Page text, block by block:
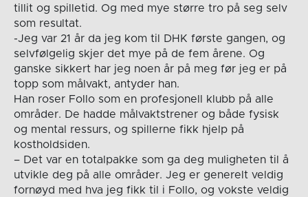
tillit og spilletid. Og med mye større tro på seg selv
som resultat.
-Jeg var 21 år da jeg kom til DHK første gangen, og
selvfølgelig skjer det mye på de fem årene. Og
ganske sikkert har jeg noen år på meg før jeg er på
topp som målvakt, antyder han.
Han roser Follo som en profesjonell klubb på alle
områder. De hadde målvaktstrener og både fysisk
og mental ressurs, og spillerne fikk hjelp på
kostholdsiden.
– Det var en totalpakke som ga deg muligheten til å
utvikle deg på alle områder. Jeg er generelt veldig
fornøyd med hva jeg fikk til i Follo, og vokste veldig